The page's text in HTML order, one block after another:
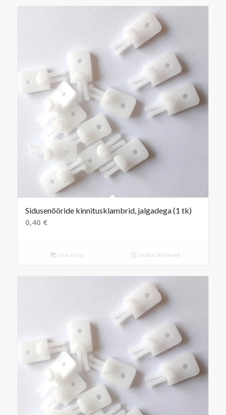
Sidusenööride kinnitusklambrid, jalgadega (1 tk)
0,40 €
Lisa korvi Vaata lähemalt